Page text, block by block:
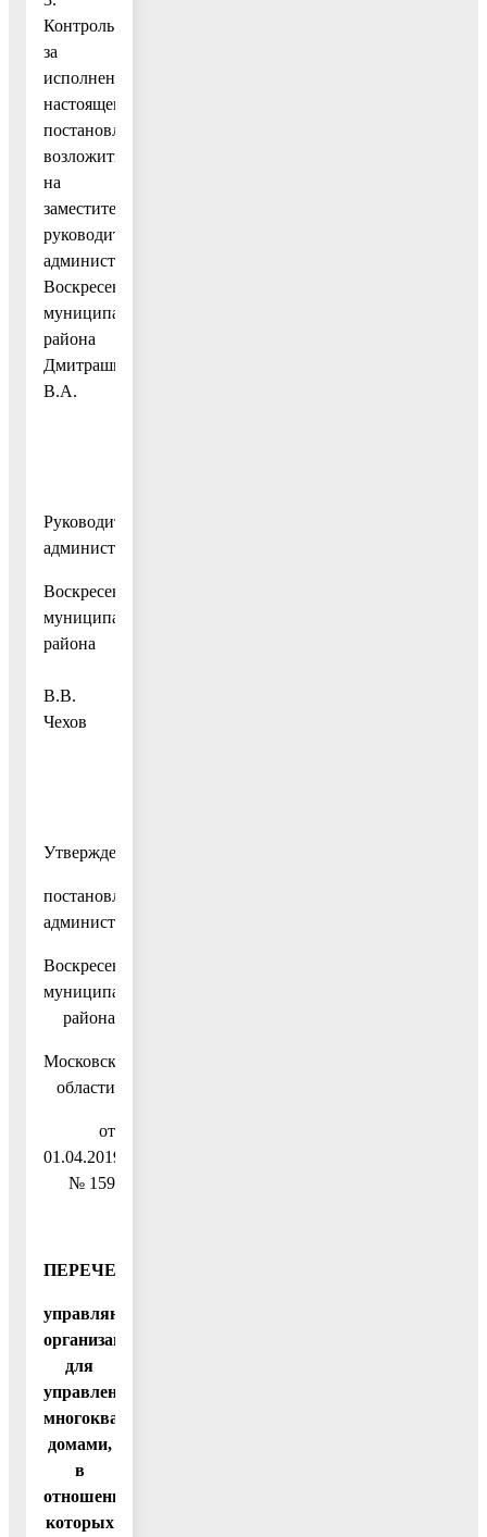
Контроль
за
исполнением
настоящего
постановления
возложить
на
заместителя
руководителя
администрации
Воскресенского
муниципального
района
Дмитрашко
В.А.
Руководитель
администрации
Воскресенского
муниципального
района
В.В.
Чехов
Утвержден
постановлением
администрации
Воскресенского
муниципального
района
Московской
области
от
01.04.2019
№ 159
ПЕРЕЧЕНЬ
управляющих
организаций
для
управления
многоквартирными
домами,
в
отношении
которых